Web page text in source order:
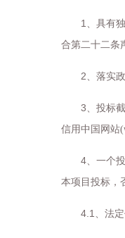
1
、具有
合第二十二条
2 、落实
3 、投标
信用中国网站
4 、一个
本项目投标，
4.1 、法